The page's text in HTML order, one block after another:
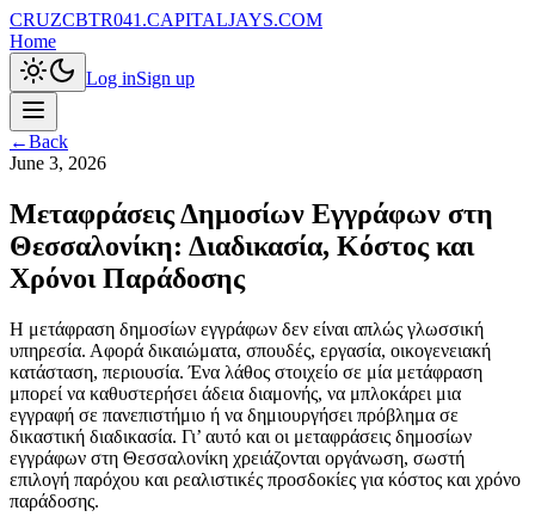
CRUZCBTR041.CAPITALJAYS.COM
Home
Log inSign up
←Back
June 3, 2026
Μεταφράσεις Δημοσίων Εγγράφων στη
Θεσσαλονίκη: Διαδικασία, Κόστος και
Χρόνοι Παράδοσης
Η μετάφραση δημοσίων εγγράφων δεν είναι απλώς γλωσσική
υπηρεσία. Αφορά δικαιώματα, σπουδές, εργασία, οικογενειακή
κατάσταση, περιουσία. Ένα λάθος στοιχείο σε μία μετάφραση
μπορεί να καθυστερήσει άδεια διαμονής, να μπλοκάρει μια
εγγραφή σε πανεπιστήμιο ή να δημιουργήσει πρόβλημα σε
δικαστική διαδικασία. Γι’ αυτό και οι μεταφράσεις δημοσίων
εγγράφων στη Θεσσαλονίκη χρειάζονται οργάνωση, σωστή
επιλογή παρόχου και ρεαλιστικές προσδοκίες για κόστος και χρόνο
παράδοσης.